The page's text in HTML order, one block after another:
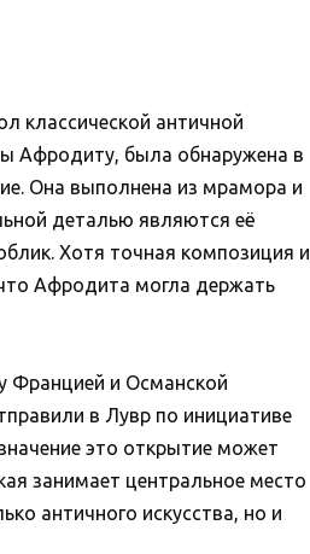
классической античной
Афродиту, была обнаружена в
Она выполнена из мрамора и
деталью являются её
Хотя точная композиция и
Афродита могла держать
Францией и Османской
в Лувр по инициативе
это открытие может
занимает центральное место
античного искусства, но и